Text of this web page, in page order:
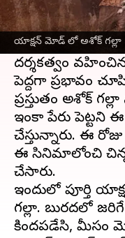
యాక్షన్ మోడ్ లో అశోక్ గల్లా
హీరో సినిమాతో
బాబుమేనల్లుడు
గుర్తింపు
దర్శకత్వం
పెద్దగా ప్రభావం
ప్రస్తుతం అశోక్
ఇంకా పేరు పెట్టని ఈ
చేస్తున్నారు. ఈ
ఈ సినిమాలోంచి
చేసారు.
ఇందులో పూర్తి
గల్లా. బురదలో
కిందపడేసి, మీసం